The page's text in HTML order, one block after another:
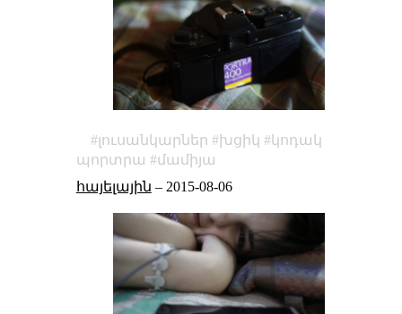
լուսանկարներ խցիկ
կոդակ
պորտրա
մամիյա
հայելային – 2015-08-06